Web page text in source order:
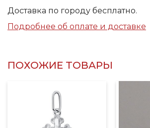
Доставка по городу бесплатно.
Подробнее об оплате и доставке
ПОХОЖИЕ ТОВАРЫ